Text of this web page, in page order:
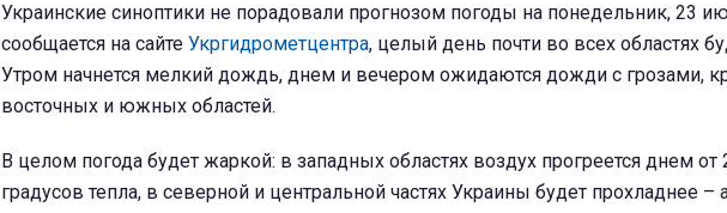
Украинские синоптики не порадовали прогнозом погоды на понедельник, 23
сообщается на сайте Укргидрометцентра, целый день почти во всех областях
Утром начнется мелкий дождь, днем и вечером ожидаются дожди с грозами,
восточных и южных областей.
В целом погода будет жаркой: в западных областях воздух прогреется днем от
градусов тепла, в северной и центральной частях Украины будет прохладнее –